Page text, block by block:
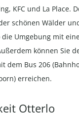
KFC und La Place.
schönen Wälder
die Umgebung mit
können Sie
dem Bus 206
erreichen.
Otterlo